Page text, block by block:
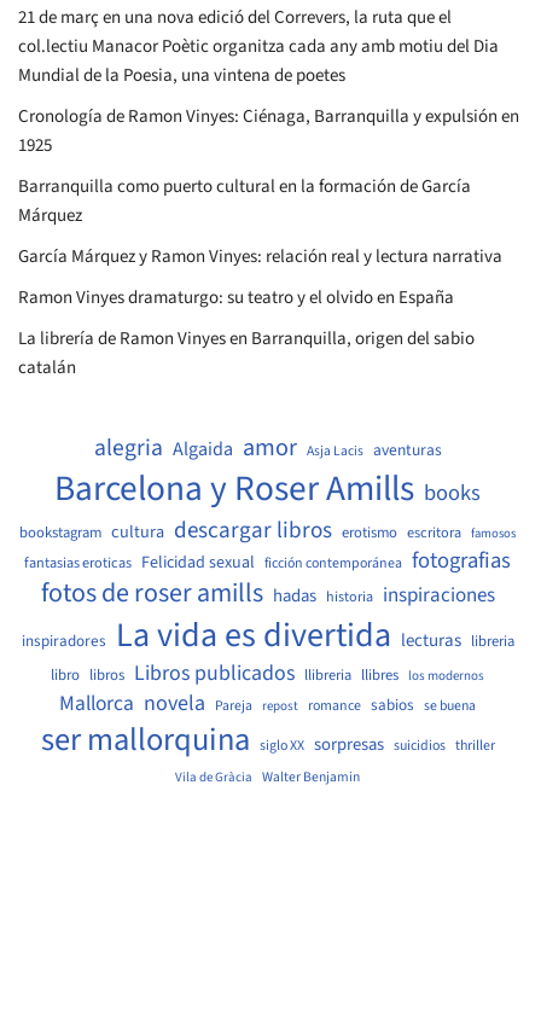
21 de març en una nova edició del Correvers, la ruta que el
col.lectiu Manacor Poètic organitza cada any amb motiu del Dia
Mundial de la Poesia, una vintena de poetes
Cronología de Ramon Vinyes: Ciénaga, Barranquilla y expulsión en
1925
Barranquilla como puerto cultural en la formación de García
Márquez
García Márquez y Ramon Vinyes: relación real y lectura narrativa
Ramon Vinyes dramaturgo: su teatro y el olvido en España
La librería de Ramon Vinyes en Barranquilla, origen del sabio
catalán
alegria Algaida amor Asja Lacis aventuras
Barcelona y Roser Amills books
bookstagram cultura descargar libros erotismo escritora famosos
fantasias eroticas Felicidad sexual ficción contemporánea fotografias
fotos de roser amills hadas historia inspiraciones
inspiradores La vida es divertida lecturas libreria
libro libros Libros publicados llibreria llibres los modernos
Mallorca novela Pareja repost romance sabios se buena
ser mallorquina siglo XX sorpresas suicidios thriller
Vila de Gràcia Walter Benjamin